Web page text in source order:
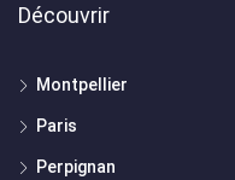
Découvrir
Montpellier
Paris
Perpignan